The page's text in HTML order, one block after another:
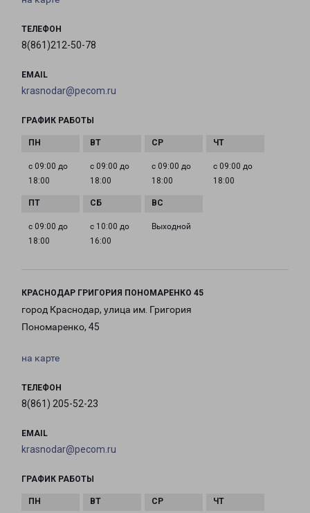
ТЕЛЕФОН
8(861)212-50-78
EMAIL
krasnodar@pecom.ru
ГРАФИК РАБОТЫ
с 09:00 до
18:00
с 09:00 до
18:00
с 09:00 до
18:00
с 09:00 до
18:00
с 09:00 до
18:00
с 10:00 до
16:00
Выходной
КРАСНОДАР ГРИГОРИЯ ПОНОМАРЕНКО 45
город Краснодар, улица им. Григория
Пономаренко, 45
на карте
ТЕЛЕФОН
8(861) 205-52-23
EMAIL
krasnodar@pecom.ru
ГРАФИК РАБОТЫ